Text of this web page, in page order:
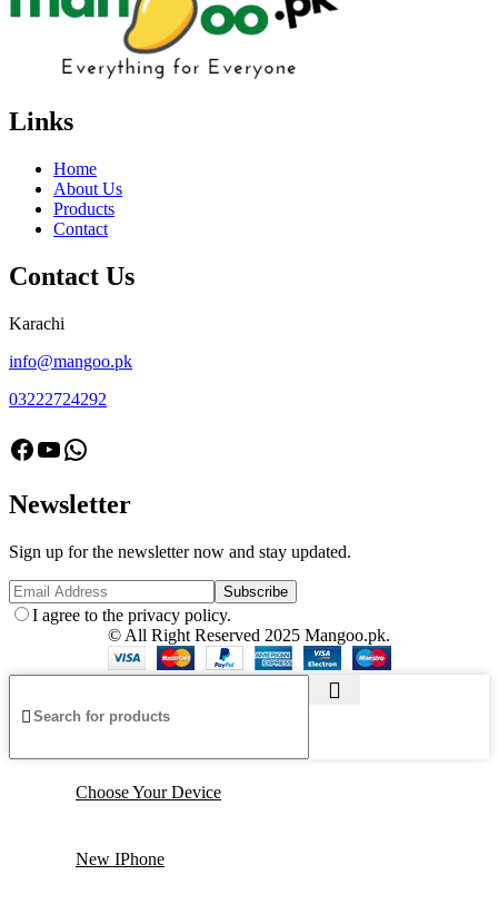
Links
Home
About Us
Products
Contact
Contact Us
Karachi
info@mangoo.pk
03222724292
facebook
Youtube
Whatsapp
Newsletter
Sign up for the newsletter now and stay updated.
I agree to the privacy policy.
© All Right Reserved 2025 Mangoo.pk.
Choose Your Device
New IPhone